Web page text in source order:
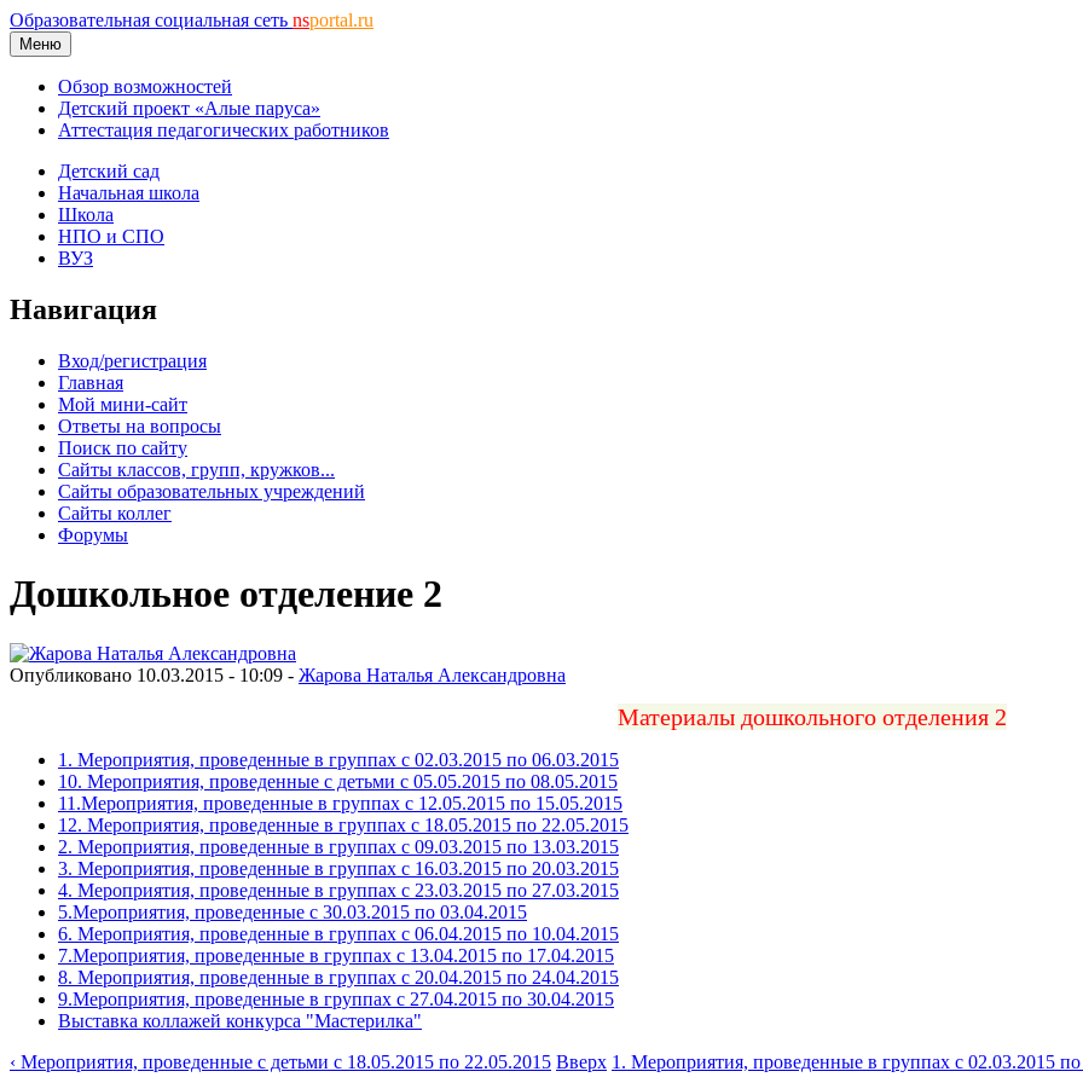
Образовательная социальная сеть nsportal.ru
Меню
Обзор возможностей
Детский проект «Алые паруса»
Аттестация педагогических работников
Детский сад
Начальная школа
Школа
НПО и СПО
ВУЗ
Навигация
Вход/регистрация
Главная
Мой мини-сайт
Ответы на вопросы
Поиск по сайту
Сайты классов, групп, кружков...
Сайты образовательных учреждений
Сайты коллег
Форумы
Дошкольное отделение 2
Опубликовано 10.03.2015 - 10:09 - Жарова Наталья Александровна
Материалы дошкольного отделения 2
1. Мероприятия, проведенные в группах с 02.03.2015 по 06.03.2015
10. Мероприятия, проведенные с детьми с 05.05.2015 по 08.05.2015
11.Мероприятия, проведенные в группах с 12.05.2015 по 15.05.2015
12. Мероприятия, проведенные в группах с 18.05.2015 по 22.05.2015
2. Мероприятия, проведенные в группах с 09.03.2015 по 13.03.2015
3. Мероприятия, проведенные в группах с 16.03.2015 по 20.03.2015
4. Мероприятия, проведенные в группах с 23.03.2015 по 27.03.2015
5.Мероприятия, проведенные с 30.03.2015 по 03.04.2015
6. Мероприятия, проведенные в группах с 06.04.2015 по 10.04.2015
7.Мероприятия, проведенные в группах с 13.04.2015 по 17.04.2015
8. Мероприятия, проведенные в группах с 20.04.2015 по 24.04.2015
9.Мероприятия, проведенные в группах с 27.04.2015 по 30.04.2015
Выставка коллажей конкурса "Мастерилка"
‹ Мероприятия, проведенные с детьми с 18.05.2015 по 22.05.2015 Вверх 1. Мероприятия, проведенные в группах с 02.03.2015 по